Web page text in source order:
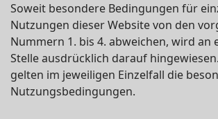
Soweit besondere Bedingungen für
Nutzungen dieser Website von den
Nummern 1. bis 4. abweichen, wird an
Stelle ausdrücklich darauf
gelten im jeweiligen Einzelfall die
Nutzungsbedingungen.